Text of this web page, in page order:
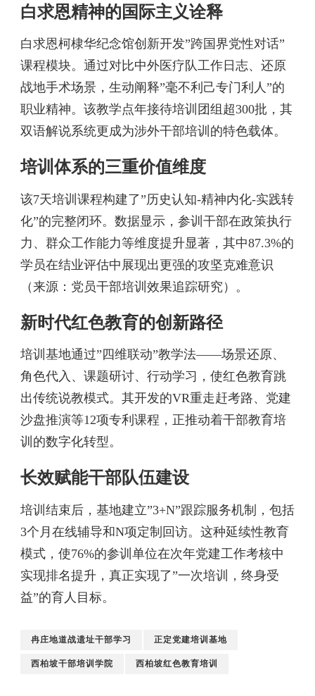
白求恩精神的国际主义诠释
白求恩柯棣华纪念馆创新开发”跨国界党性对话”
课程模块。通过对比中外医疗队工作日志、还原
战地手术场景，生动阐释”毫不利己专门利人”的
职业精神。该教学点年接待培训团组超300批，其
双语解说系统更成为涉外干部培训的特色载体。
培训体系的三重价值维度
该7天培训课程构建了”历史认知-精神内化-实践转
化”的完整闭环。数据显示，参训干部在政策执行
力、群众工作能力等维度提升显著，其中87.3%的
学员在结业评估中展现出更强的攻坚克难意识
（来源：党员干部培训效果追踪研究）。
新时代红色教育的创新路径
培训基地通过”四维联动”教学法——场景还原、
角色代入、课题研讨、行动学习，使红色教育跳
出传统说教模式。其开发的VR重走赶考路、党建
沙盘推演等12项专利课程，正推动着干部教育培
训的数字化转型。
长效赋能干部队伍建设
培训结束后，基地建立”3+N”跟踪服务机制，包括
3个月在线辅导和N项定制回访。这种延续性教育
模式，使76%的参训单位在次年党建工作考核中
实现排名提升，真正实现了”一次培训，终身受
益”的育人目标。
冉庄地道战遗址干部学习 正定党建培训基地
西柏坡干部培训学院 西柏坡红色教育培训